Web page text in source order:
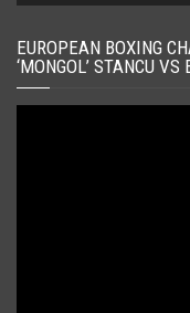
EUROPEAN BOXING
‘MONGOL’ STANCU